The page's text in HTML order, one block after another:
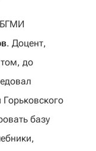
. Доцент,
до
базу